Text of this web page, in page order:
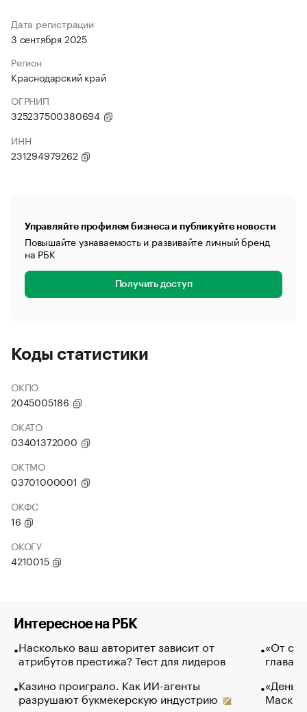
Дата регистрации
3 сентября 2025
Регион
Краснодарский край
ОГРНИП
325237500380694
ИНН
231294979262
Управляйте профилем бизнеса и публикуйте новости
Повышайте узнаваемость и развивайте личный бренд
на РБК
Получить доступ
Коды статистики
ОКПО
2045005186
ОКАТО
03401372000
ОКТМО
03701000001
ОКФС
16
ОКОГУ
4210015
Интересное на РБК
Насколько ваш авторитет зависит от
атрибутов престижа? Тест для лидеров
Казино проиграло. Как ИИ-агенты
разрушают букмекерскую индустрию
«От
глава
Маск в